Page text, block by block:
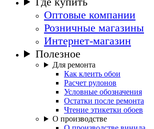
Оптовые компании
Розничные магазины
Интернет-магазин
Полезное
Для ремонта
Как клеить обои
Расчет рулонов
Условные обозначения
Остатки после ремонта
Чтение этикетки обоев
О производстве